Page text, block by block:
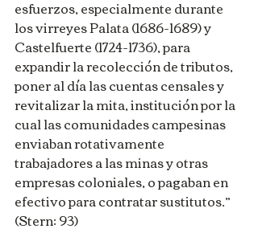
esfuerzos, especialmente durante
los virreyes Palata (1686-1689) y
Castelfuerte (1724-1736), para
expandir la recolección de tributos,
poner al día las cuentas censales y
revitalizar la mita, institución por la
cual las comunidades campesinas
enviaban rotativamente
trabajadores a las minas y otras
empresas coloniales, o pagaban en
efectivo para contratar sustitutos.”
(Stern: 93)